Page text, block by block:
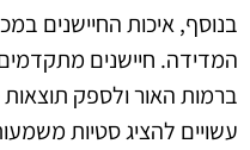
בנוסף, איכות החיישנים
המדידה. חיישנים
ברמות האור ולספק תוצאות
עשויים להציג סטיות